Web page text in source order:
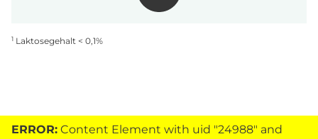
1 Laktosegehalt < 0,1%
ERROR: Content Element with uid "24988" and